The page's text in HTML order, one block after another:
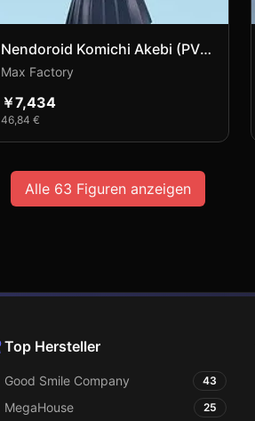
Nendoroid Komichi Akebi (PVC
Figure)
Max Factory
￥7,434
46,84 €
Alle 63 Figuren anzeigen
Top Hersteller
Good Smile Company 43
MegaHouse 25